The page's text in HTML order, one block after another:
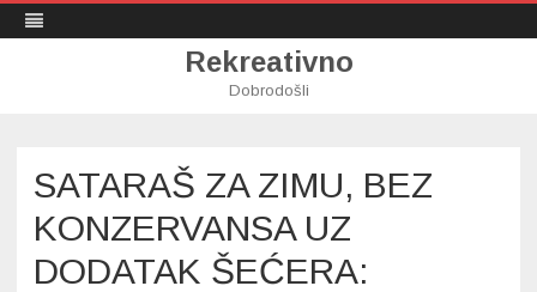
Rekreativno
Dobrodošli
SATARAŠ ZA ZIMU, BEZ
KONZERVANSA UZ
DODATAK ŠEĆERA: